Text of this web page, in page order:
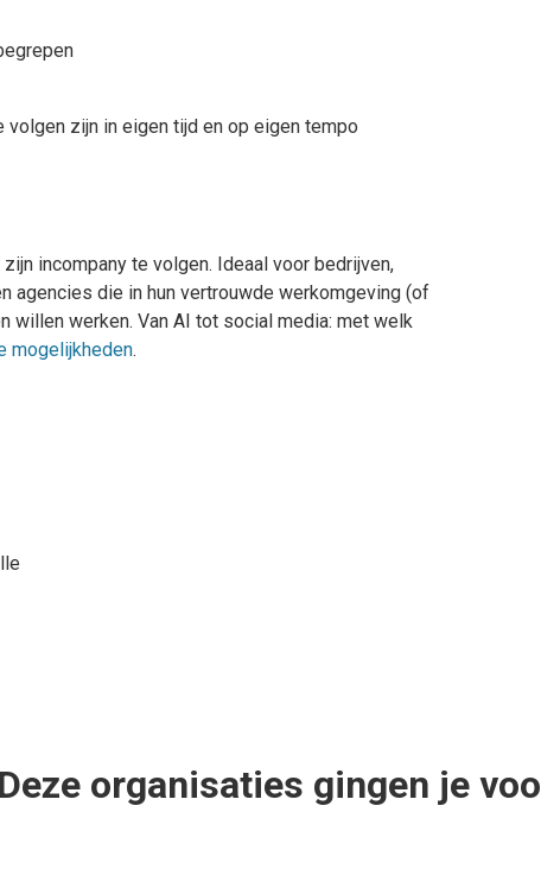
zijn in eigen tijd en op eigen tempo
incompany te volgen. Ideaal voor bedrijven,
agencies die in hun vertrouwde werkomgeving (of
willen werken. Van AI tot social media: met welk
mogelijkheden.
Deze organisaties gingen je